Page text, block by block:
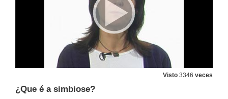
Visto 3346 veces
¿Que é a simbiose?